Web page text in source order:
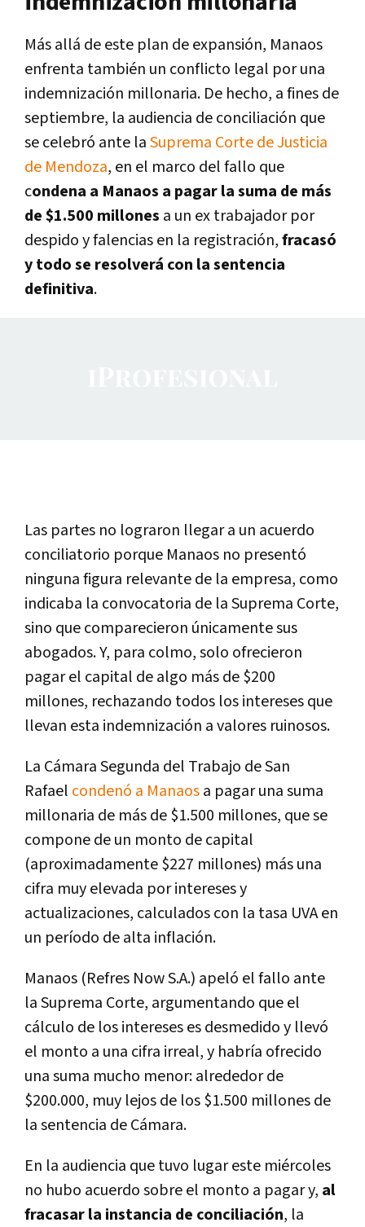
Más allá de este plan de expansión, Manaos
enfrenta también un conflicto legal por una
indemnización millonaria. De hecho, a fines de
septiembre, la audiencia de conciliación que
se celebró ante laSuprema Corte de Justicia
de Mendoza, en el marco del fallo que
condena a Manaos a pagar la suma de más
de $1.500 millones a un ex trabajador por
despido y falencias en la registración,fracasó
y todo se resolverá con la sentencia
definitiva.
Las partes no lograron llegar a un acuerdo
conciliatorio porque Manaos no presentó
ninguna figura relevante de la empresa, como
indicaba la convocatoria de la Suprema Corte,
sino que comparecieron únicamente sus
abogados. Y, para colmo, solo ofrecieron
pagar el capital de algo más de $200
millones, rechazando todos los intereses que
llevan esta indemnización a valores ruinosos.
La Cámara Segunda del Trabajo de San
Rafael condenó a Manaosa pagar una suma
millonaria de más de $1.500 millones, que se
compone de un monto de capital
(aproximadamente $227 millones) más una
cifra muy elevada por intereses y
actualizaciones, calculados con la tasa UVA en
un período de alta inflación.
Manaos (Refres Now S.A.) apeló el fallo ante
la Suprema Corte, argumentando que el
cálculo de los intereses es desmedidoy llevó
el monto a una cifra irreal, y habría ofrecido
una suma mucho menor: alrededor de
$200.000, muy lejos de los $1.500 millones de
la sentencia de Cámara.
En la audiencia que tuvo lugar este miércoles
no hubo acuerdo sobre el monto a pagar y, al
fracasar la instancia de conciliación, la